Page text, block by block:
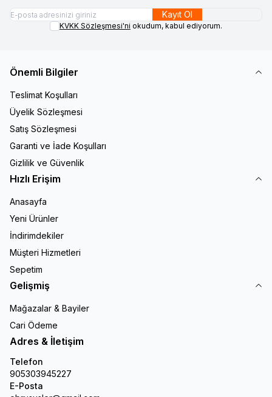
Kayıt Ol
KVKK Sözleşmesi'ni okudum, kabul ediyorum.
Önemli Bilgiler
Teslimat Koşulları
Üyelik Sözleşmesi
Satış Sözleşmesi
Garanti ve İade Koşulları
Gizlilik ve Güvenlik
Hızlı Erişim
Anasayfa
Yeni Ürünler
İndirimdekiler
Müşteri Hizmetleri
Sepetim
Gelişmiş
Mağazalar & Bayiler
Cari Ödeme
Adres & İletişim
Telefon
905303945227
E-Posta